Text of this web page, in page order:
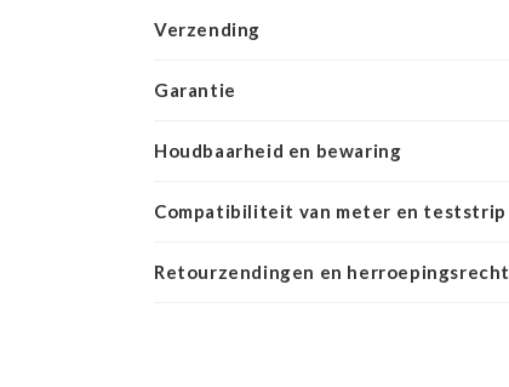
Verzending
Garantie
Houdbaarheid en bewaring
Compatibiliteit van meter en teststrip
Retourzendingen en herroepingsrecht